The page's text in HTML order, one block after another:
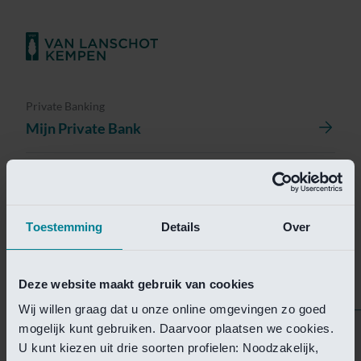
Toestemming Details Over
Deze website maakt gebruik van cookies
Wij willen graag dat u onze online omgevingen zo goed
mogelijk kunt gebruiken. Daarvoor plaatsen we cookies.
U kunt kiezen uit drie soorten profielen: Noodzakelijk,
Private Banking
Mijn Private Bank
Helaas is deze pagina